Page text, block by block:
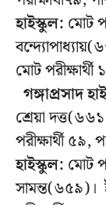
হাইস্কুল: মোট
মোট
গঙ্গাপ্রসাদ
শ্রেয়া
পরীক্ষার্থী
হাইস্কুল: মোট
সামন্ত(৬৫৯)।